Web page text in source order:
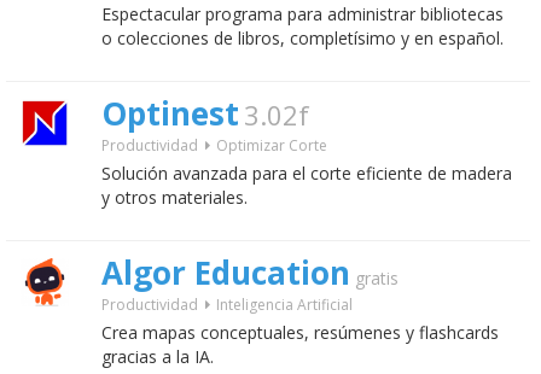
Espectacular programa para administrar bibliotecas
o colecciones de libros, completísimo y en español.
Optinest 3.02f
Productividad Optimizar Corte
Solución avanzada para el corte eficiente de madera
y otros materiales.
Algor Education gratis
Productividad Inteligencia Artificial
Crea mapas conceptuales, resúmenes y flashcards
gracias a la IA.